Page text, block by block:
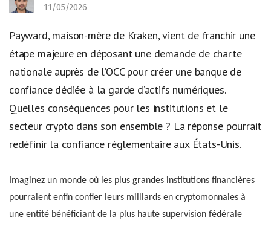
11/05/2026
Payward, maison-mère de Kraken, vient de franchir une
étape majeure en déposant une demande de charte
nationale auprès de l’OCC pour créer une banque de
confiance dédiée à la garde d’actifs numériques.
Quelles conséquences pour les institutions et le
secteur crypto dans son ensemble ? La réponse pourrait
redéfinir la confiance réglementaire aux États-Unis.
Imaginez un monde où les plus grandes institutions financières
pourraient enfin confier leurs milliards en cryptomonnaies à
une entité bénéficiant de la plus haute supervision fédérale